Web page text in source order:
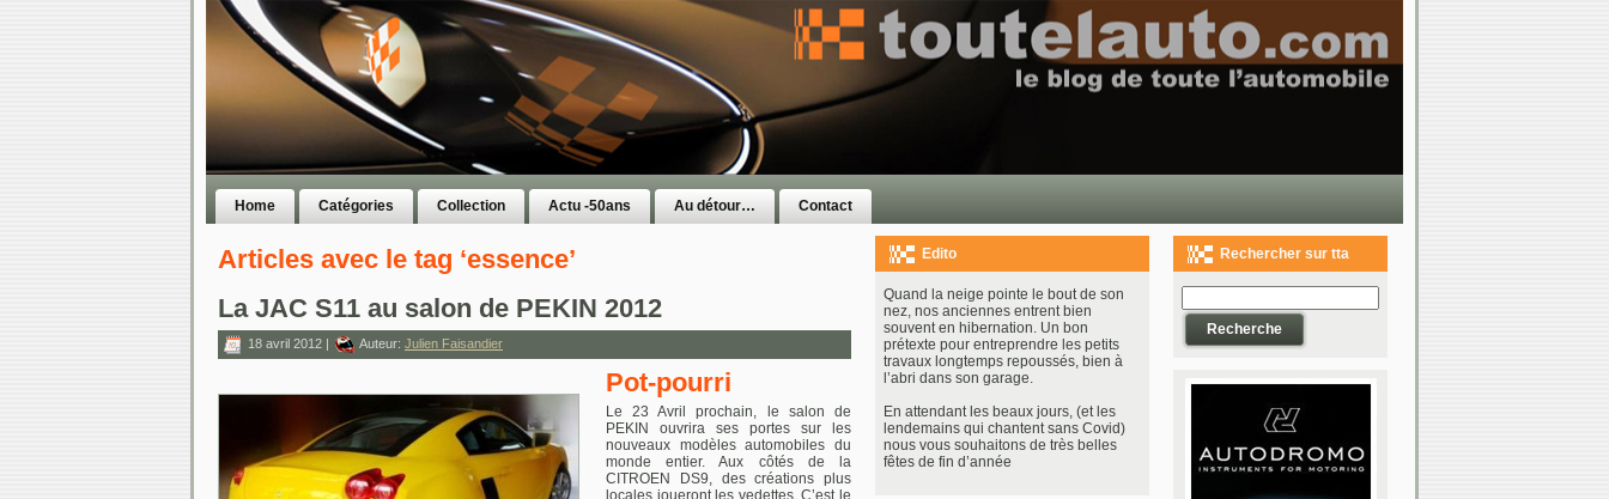
Home Catégories Collection Actu -50ans Au détour… Contact
Articles avec le tag ‘essence’
La JAC S11 au salon de PEKIN 2012
18 avril 2012 | Auteur: Julien Faisandier
Pot-pourri
Le 23 Avril prochain, le salon de
PEKIN ouvrira ses portes sur les
nouveaux modèles automobiles du
monde entier. Aux côtés de la
CITROEN DS9, des créations plus
locales joueront les vedettes. C’est le
Edito
Quand la neige pointe le bout de son
nez, nos anciennes entrent bien
souvent en hibernation. Un bon
prétexte pour entreprendre les petits
travaux longtemps repoussés, bien à
l’abri dans son garage.
En attendant les beaux jours, (et les
lendemains qui chantent sans Covid)
nous vous souhaitons de très belles
fêtes de fin d’année
Rechercher sur tta